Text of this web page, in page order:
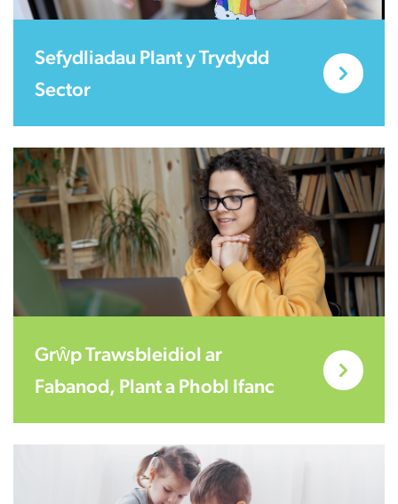
Sefydliadau Plant y Trydydd
Sector
Grŵp Trawsbleidiol ar
Fabanod, Plant a Phobl Ifanc